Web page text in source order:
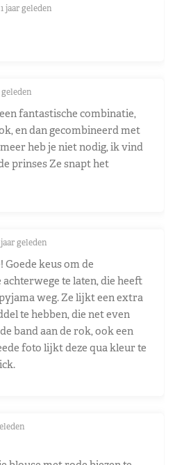
1 jaar geleden
geleden
fantastische combinatie,
en dan gecombineerd met
heb je niet nodig, ik vind
prinses Ze snapt het
jaar geleden
keus om de
te laten, die heeft
weg. Ze lijkt een extra
te hebben, die net even
band aan de rok, ook een
foto lijkt deze qua kleur te